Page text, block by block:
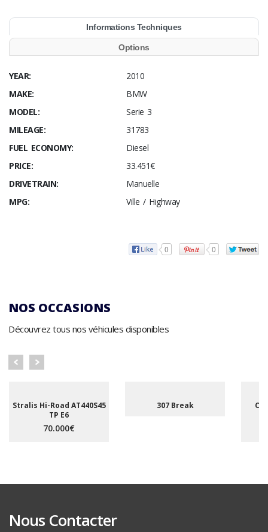
Informations Techniques
Options
YEAR:
2010
MAKE:
BMW
MODEL:
Serie 3
MILEAGE:
31783
FUEL ECONOMY:
Diesel
PRICE:
33.451€
DRIVETRAIN:
Manuelle
MPG:
Ville / Highway
0 0
NOS OCCASIONS
Découvrez tous nos véhicules disponibles
Stralis Hi-Road AT440S45
TP E6
70.000€
307 Break
C5
Nous Contacter